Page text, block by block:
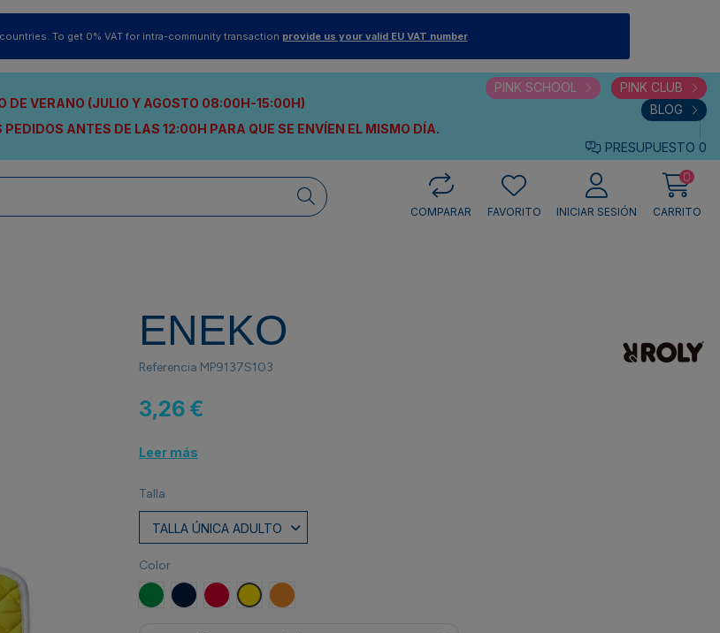
To get 0% VAT for intra-community transaction provide us your valid EU VAT number
DE VERANO (JULIO Y AGOSTO 08:00H-15:00H)
PEDIDOS ANTES DE LAS 12:00H PARA QUE SE ENVÍEN EL MISMO DÍA.
PINK SCHOOL
PINK CLUB
BLOG
PRESUPUESTO 0
COMPARAR
FAVORITO INICIAR SESIÓN
0
CARRITO
ENEKO
Referencia MP9137S103
3,26 €
Leer más
Talla
Color
VERDE HELECHO
MARINOROJO AMARILLONARANJA